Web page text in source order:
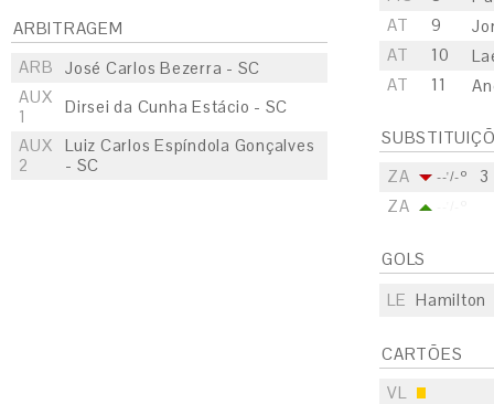
ARBITRAGEM
ARB
José Carlos Bezerra - SC
AUX
1
Dirsei da Cunha Estácio - SC
AUX
2
Luiz Carlos Espíndola Gonçalves
- SC
AT
9
AT
10
AT
11
ZA
--'/-º
3
ZA
GOLS
LE Hamilton
CARTÕES
VL